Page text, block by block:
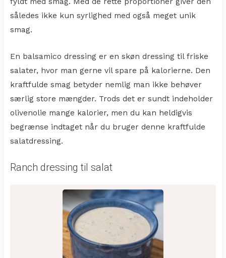
således ikke kun syrlighed med også meget unik
smag.
En balsamico dressing er en skøn dressing til friske
salater, hvor man gerne vil spare på kalorierne. Den
kraftfulde smag betyder nemlig man ikke behøver
særlig store mængder. Trods det er sundt indeholder
olivenolie mange kalorier, men du kan heldigvis
begrænse indtaget når du bruger denne kraftfulde
salatdressing.
Ranch dressing til salat